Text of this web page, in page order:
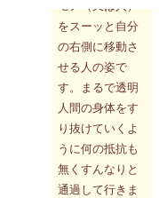
をスーッと自分
の右側に移動さ
せる人の姿で
す。まるで透明
人間の身体をす
り抜けていくよ
うに何の抵抗も
無くすんなりと
通過して行きま